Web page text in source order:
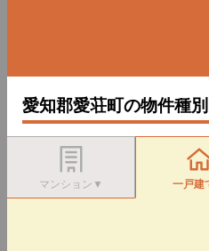
愛知郡愛荘町の物件種
マンション▼ 一戸